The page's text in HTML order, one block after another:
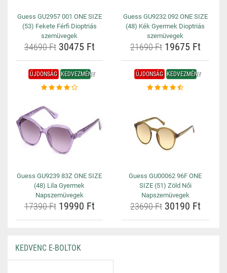
Guess GU2957 001 ONE SIZE
(53) Fekete Férfi Dioptriás
szemüvegek
34690 Ft30475 Ft
Guess GU9232 092 ONE SIZE
(48) Kék Gyermek Dioptriás
szemüvegek
21690 Ft19675 Ft
ÚJDONSÁG KEDVEZMÉNY
Guess GU9239 83Z ONE SIZE
(48) Lila Gyermek
Napszemüvegek
17390 Ft19990 Ft
ÚJDONSÁG KEDVEZMÉNY
Guess GU00062 96F ONE
SIZE (51) Zöld Női
Napszemüvegek
23690 Ft30190 Ft
KEDVENC E-BOLTOK